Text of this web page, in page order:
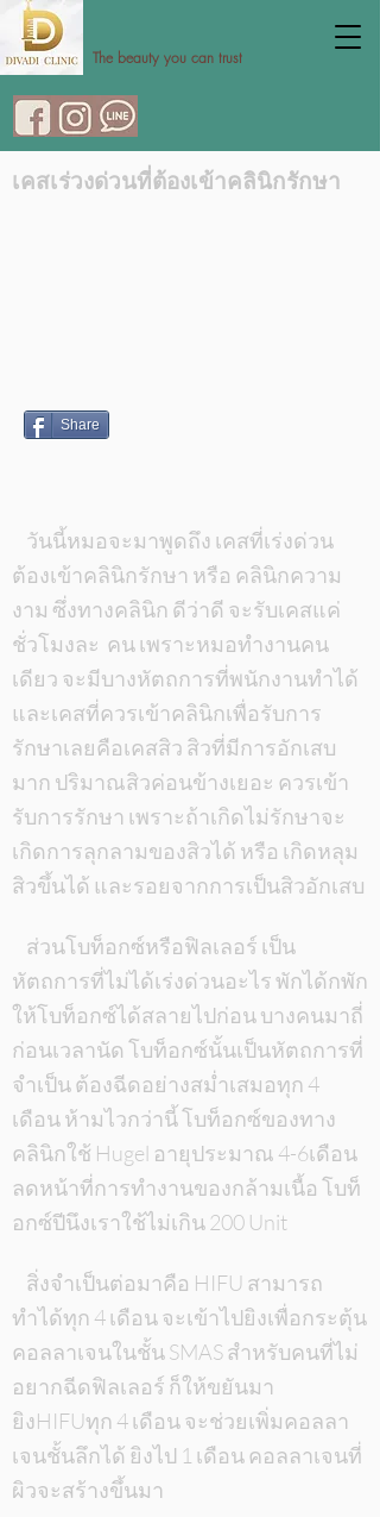
The beauty you can trust
เคสเร่วงด่วนที่ต้องเข้าคลินิกรักษา
Share
วันนี้หมอจะมาพูดถึง เคสที่เร่งด่วน
ต้องเข้าคลินิกรักษา หรือ คลินิกความ
งาม ซึ่งทางคลินิก ดีว่าดี จะรับเคสแค่
ชั่วโมงละ คน เพราะหมอทำงานคน
เดียว จะมีบางหัตถการที่พนักงานทำได้
และเคสที่ควรเข้าคลินิกเพื่อรับการ
รักษาเลยคือเคสสิว สิวที่มีการอักเสบ
มาก ปริมาณสิวค่อนข้างเยอะ ควรเข้า
รับการรักษา เพราะถ้าเกิดไม่รักษาจะ
เกิดการลุกลามของสิวได้ หรือ เกิดหลุม
สิวขึ้นได้ และรอยจากการเป็นสิวอักเสบ
ส่วนโบท็อกซ์หรือฟิลเลอร์ เป็น
หัตถการที่ไม่ได้เร่งด่วนอะไร พักได้กพัก
ให้โบท็อกซ์ได้สลายไปก่อน บางคนมาถี่
ก่อนเวลานัด โบท็อกซ์นั้นเป็นหัตถการที่
จำเป็น ต้องฉีดอย่างสม่ำเสมอทุก 4
เดือน ห้ามไวกว่านี้ โบท็อกซ์ของทาง
คลินิกใช้ Hugel อายุประมาณ 4-6เดือน
ลดหน้าที่การทำงานของกล้ามเนื้อ โบท็
อกซ์ปีนึงเราใช้ไม่เกิน 200 Unit
สิ่งจำเป็นต่อมาคือ HIFU สามารถ
ทำได้ทุก 4 เดือน จะเข้าไปยิงเพื่อกระตุ้น
คอลลาเจนในชั้น SMAS สำหรับคนที่ไม่
อยากฉีดฟิลเลอร์ ก็ให้ขยันมา
ยิงHIFUทุก 4 เดือน จะช่วยเพิ่มคอลลา
เจนชั้นลึกได้ ยิงไป 1 เดือน คอลลาเจนที่
ผิวจะสร้างขึ้นมา